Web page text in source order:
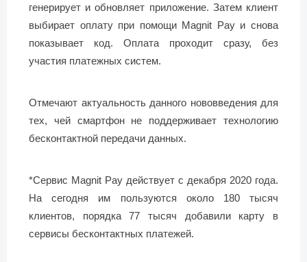
генерирует и обновляет приложение. Затем клиент
выбирает оплату при помощи Magnit Pay и снова
показывает код. Оплата проходит сразу, без
участия платежных систем.
Отмечают актуальность данного нововведения для
тех, чей смартфон не поддерживает технологию
бесконтактной передачи данных.
*Сервис Magnit Pay действует с декабря 2020 года.
На сегодня им пользуются около 180 тысяч
клиентов, порядка 77 тысяч добавили карту в
сервисы бесконтактных платежей.